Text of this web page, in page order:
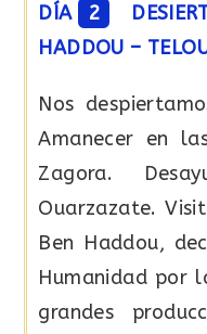
DÍA 2
HADDOU –
Nos
Amanecer en
Zagora.
Ouarzazate.
Ben Haddou,
Humanidad por
grandes